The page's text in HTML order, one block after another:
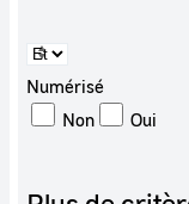
Numérisé
Non
Oui